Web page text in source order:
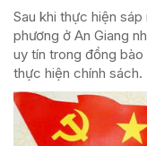
Sau khi thực hiện
phương ở An Giang
uy tín trong đồng
thực hiện chính